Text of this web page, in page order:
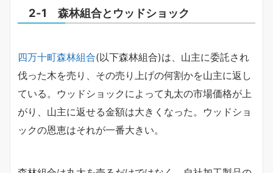
2-1 森林組合とウッドショック
四万十町森林組合(以下森林組合)は、山主に委託され
伐った木を売り、その売り上げの何割かを山主に返し
ている。ウッドショックによって丸太の市場価格が上
がり、山主に返せる金額は大きくなった。ウッドショ
ックの恩恵はそれが一番大きい。